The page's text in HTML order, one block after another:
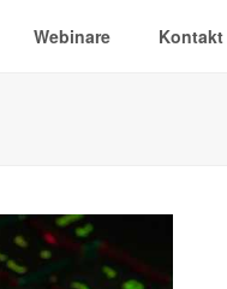
Webinare Kontakt